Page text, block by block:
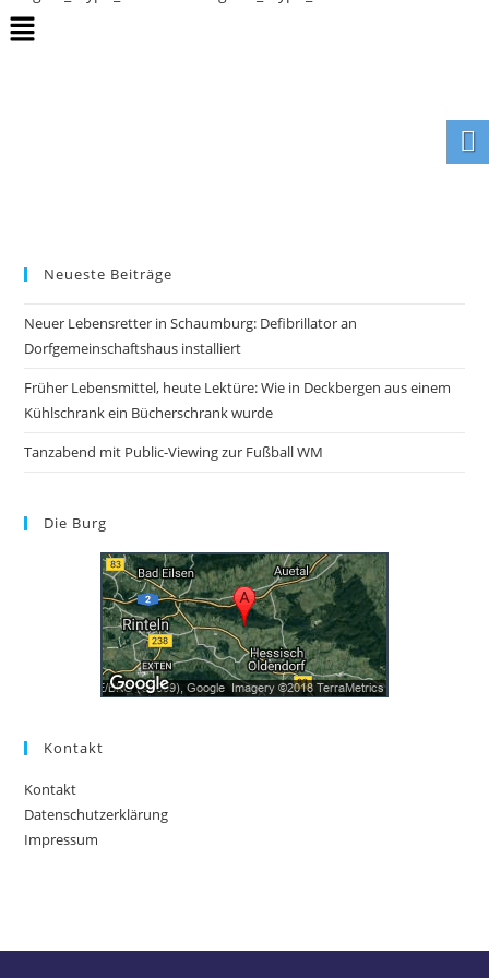
Neueste Beiträge
Neuer Lebensretter in Schaumburg: Defibrillator an
Dorfgemeinschaftshaus installiert
Früher Lebensmittel, heute Lektüre: Wie in Deckbergen aus einem
Kühlschrank ein Bücherschrank wurde
Tanzabend mit Public-Viewing zur Fußball WM
Die Burg
Kontakt
Kontakt
Datenschutzerklärung
Impressum